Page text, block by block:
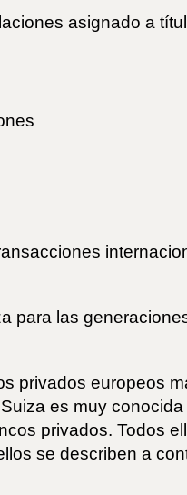
asignado a
para las
privados europeos
es muy
privados. Todos
se describen a